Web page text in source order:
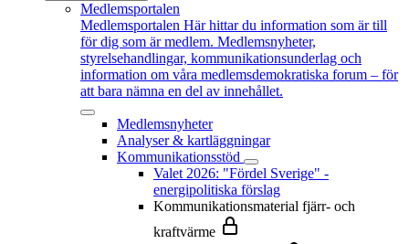
Medlemsportalen
Medlemsportalen Här hittar du information som är till
för dig som är medlem. Medlemsnyheter,
styrelsehandlingar, kommunikationsunderlag och
information om våra medlemsdemokratiska forum – för
att bara nämna en del av innehållet.
Medlemsnyheter
Analyser & kartläggningar
Kommunikationsstöd
Valet 2026: "Fördel Sverige" -
energipolitiska förslag
Kommunikationsmaterial fjärr- och
kraftvärme